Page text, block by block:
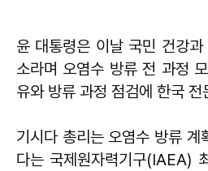
윤 대통령은 이날 국민 건강
소라며 오염수 방류 전 과정
유와 방류 과정 점검에 한국
기시다 총리는 오염수 방류 계
다는 국제원자력기구(IAEA)